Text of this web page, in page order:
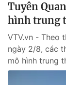
Tuyên
hình trung
VTV.vn - Theo
ngày 2/8, các
mô hình trung